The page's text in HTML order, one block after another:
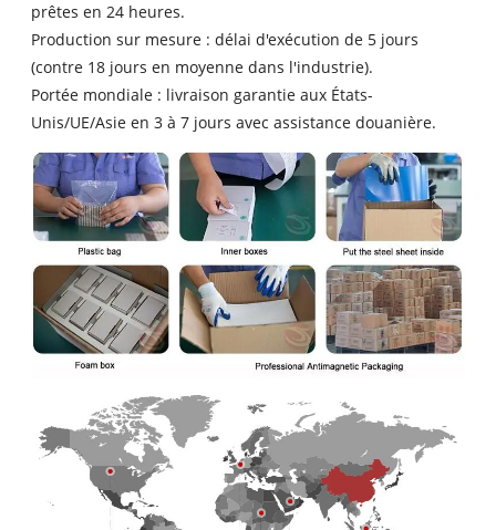
prêtes en 24 heures.
Production sur mesure : délai d'exécution de 5 jours
(contre 18 jours en moyenne dans l'industrie).
Portée mondiale : livraison garantie aux États-
Unis/UE/Asie en 3 à 7 jours avec assistance douanière.